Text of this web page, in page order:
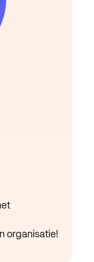
organisatie!